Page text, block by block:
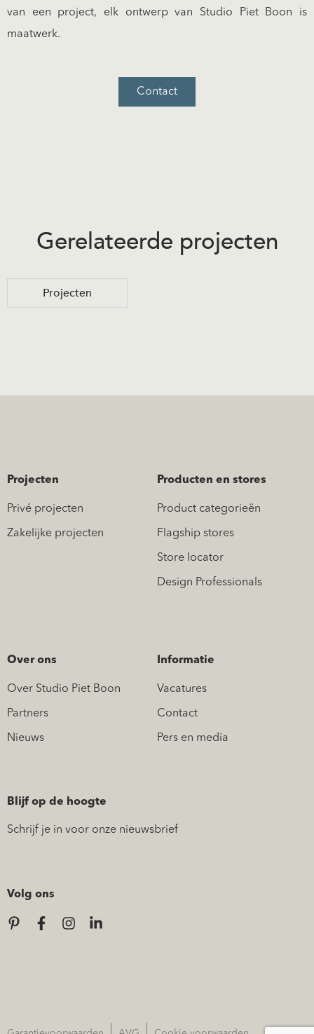
van een project, elk ontwerp van Studio Piet Boon is
maatwerk.
Contact
Gerelateerde projecten
Projecten
Projecten
Privé projecten
Zakelijke projecten
Producten en stores
Product categorieën
Flagship stores
Store locator
Design Professionals
Over ons
Over Studio Piet Boon
Partners
Nieuws
Informatie
Vacatures
Contact
Pers en media
Blijf op de hoogte
Schrijf je in voor onze nieuwsbrief
Volg ons